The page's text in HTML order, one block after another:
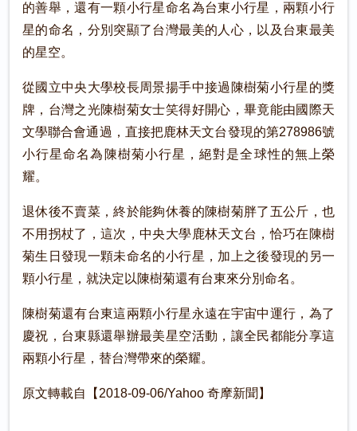
的善舉，還有一顆小行星命名為台東小行星，兩顆小行
星的命名，分別突顯了台灣最美的人心，以及台東最美
的星空。
從國立中央大學校長周景揚手中接過陳樹菊小行星的獎
牌，台灣之光陳樹菊女士笑得好開心，畢竟能由國際天
文學聯合會通過，直接把鹿林天文台發現的第278986號
小行星命名為陳樹菊小行星，絕對是全球性的無上榮
耀。
退休後不賣菜，終於能夠休養的陳樹菊胖了五公斤，也
不用拐杖了，這次，中央大學鹿林天文台，恰巧在陳樹
菊生日發現一顆未命名的小行星，加上之後發現的另一
顆小行星，就決定以陳樹菊還有台東來分別命名。
陳樹菊還有台東這兩顆小行星永遠在宇宙中運行，為了
慶祝，台東縣還舉辦最美星空活動，讓全民都能分享這
兩顆小行星，替台灣帶來的榮耀。
原文轉載自【2018-09-06/Yahoo 奇摩新聞】